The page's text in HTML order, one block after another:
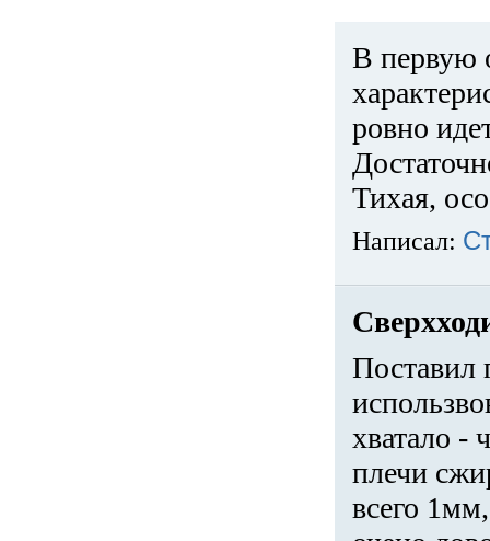
В первую
ровно
Тихая,
Написал:
Поставил
хватало -
плечи
всего